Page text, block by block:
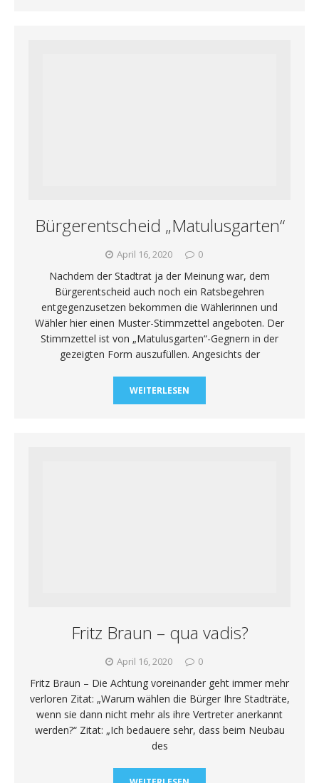
Bürgerentscheid „Matulusgarten“
April 16, 2020 0
Nachdem der Stadtrat ja der Meinung war, dem
Bürgerentscheid auch noch ein Ratsbegehren
entgegenzusetzen bekommen die Wählerinnen und
Wähler hier einen Muster-Stimmzettel angeboten. Der
Stimmzettel ist von „Matulusgarten“-Gegnern in der
gezeigten Form auszufüllen. Angesichts der
WEITERLESEN
Fritz Braun – qua vadis?
April 16, 2020 0
Fritz Braun – Die Achtung voreinander geht immer mehr
verloren Zitat: „Warum wählen die Bürger Ihre Stadträte,
wenn sie dann nicht mehr als ihre Vertreter anerkannt
werden?“ Zitat: „Ich bedauere sehr, dass beim Neubau
des